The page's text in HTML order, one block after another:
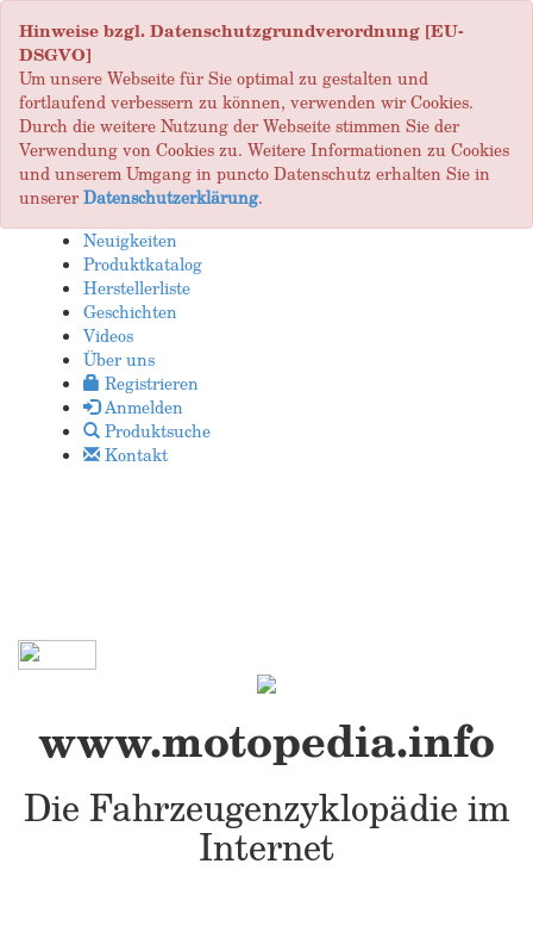
Hinweise bzgl. Datenschutzgrundverordnung [EU-
DSGVO]
Um unsere Webseite für Sie optimal zu gestalten und
fortlaufend verbessern zu können, verwenden wir Cookies.
Durch die weitere Nutzung der Webseite stimmen Sie der
Verwendung von Cookies zu. Weitere Informationen zu Cookies
und unserem Umgang in puncto Datenschutz erhalten Sie in
unsererDatenschutzerklärung.
Neuigkeiten
Produktkatalog
Herstellerliste
Geschichten
Videos
Über uns
Registrieren
Anmelden
Produktsuche
Kontakt
www.motopedia.info
Die Fahrzeugenzyklopädie im
Internet